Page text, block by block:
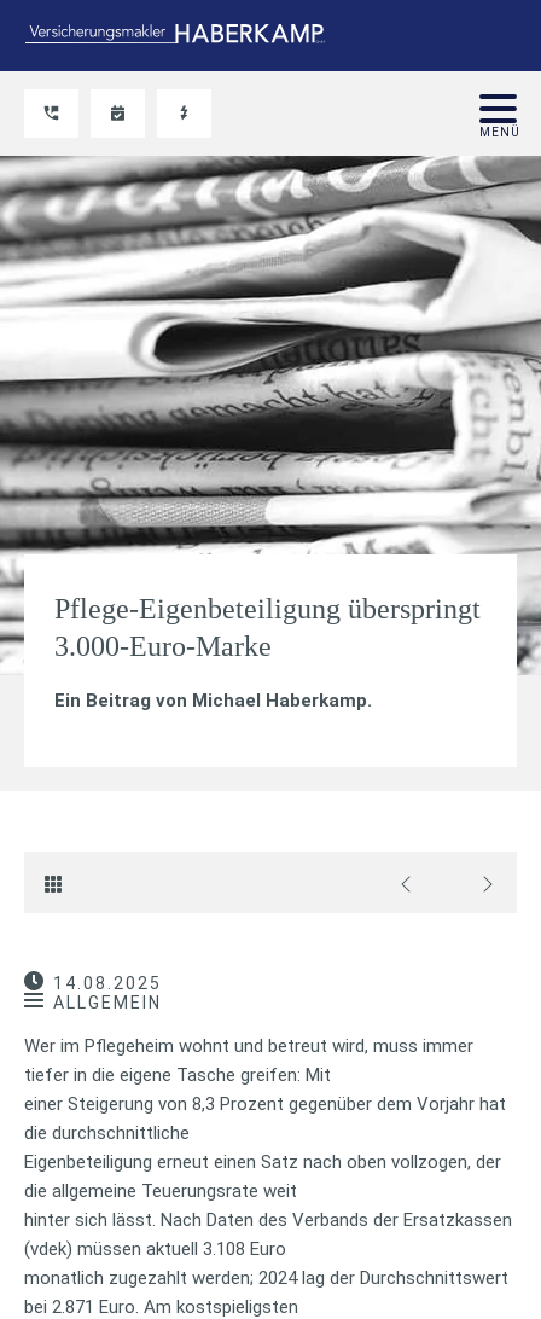
Pflege-Eigenbeteiligung überspringt
3.000-Euro-Marke
Ein Beitrag von Michael Haberkamp.
14.08.2025
ALLGEMEIN
Wer im Pflegeheim wohnt und betreut wird, muss immer
tiefer in die eigene Tasche greifen: Mit
einer Steigerung von 8,3 Prozent gegenüber dem Vorjahr hat
die durchschnittliche
Eigenbeteiligung erneut einen Satz nach oben vollzogen, der
die allgemeine Teuerungsrate weit
hinter sich lässt. Nach Daten des Verbands der Ersatzkassen
(vdek) müssen aktuell 3.108 Euro
monatlich zugezahlt werden; 2024 lag der Durchschnittswert
bei 2.871 Euro. Am kostspieligsten